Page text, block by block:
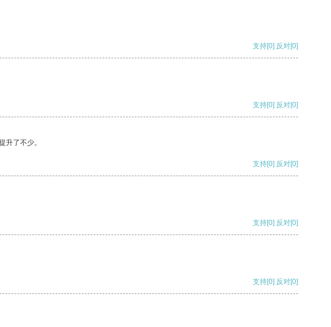
支持[0] 反对[0]
支持[0] 反对[0]
升了不少。
支持[0] 反对[0]
支持[0] 反对[0]
支持[0] 反对[0]